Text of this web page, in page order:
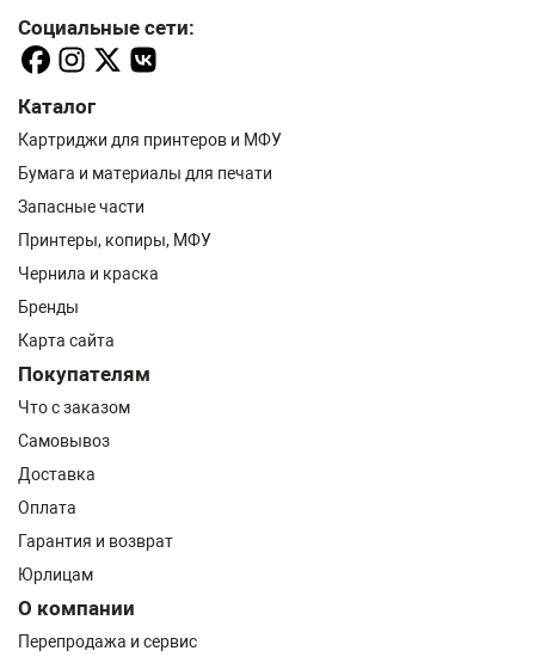
Социальные сети:
Каталог
Картриджи для принтеров и МФУ
Бумага и материалы для печати
Запасные части
Принтеры, копиры, МФУ
Чернила и краска
Бренды
Карта сайта
Покупателям
Что с заказом
Самовывоз
Доставка
Оплата
Гарантия и возврат
Юрлицам
О компании
Перепродажа и сервис